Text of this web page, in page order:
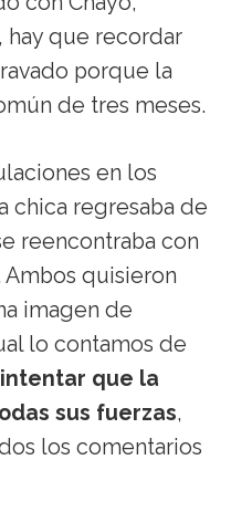
hay que recordar
porque la
de tres meses.
en los
chica regresaba de
reencontraba con
Ambos quisieron
imagen de
lo contamos de
que la
sus fuerzas,
los comentarios